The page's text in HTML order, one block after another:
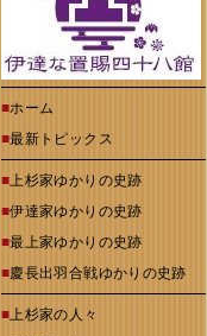
■ホーム
■最新トピックス
■上杉家ゆかりの史跡
■伊達家ゆかりの史跡
■最上家ゆかりの史跡
■慶長出羽合戦ゆかりの史跡
■上杉家の人々